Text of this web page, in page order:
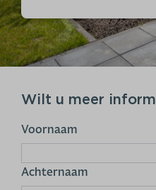
Wilt u meer
Voornaam
Achternaam